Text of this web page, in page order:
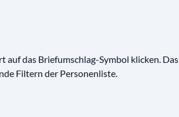
das Briefumschlag-Symbol klicken. Das
Filtern der Personenliste.